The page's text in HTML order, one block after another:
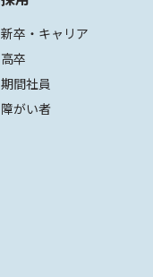
新卒・キャリア
高卒
期間社員
障がい者